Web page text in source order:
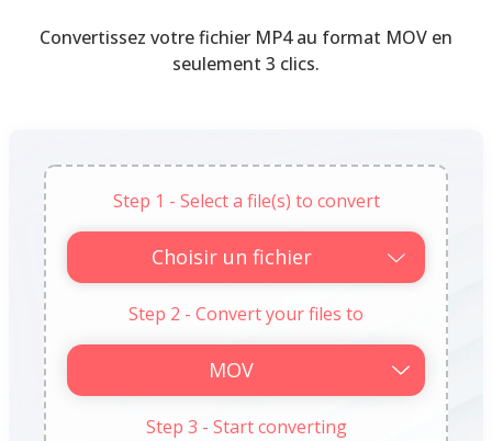
Convertissez votre fichier MP4 au format MOV en
seulement 3 clics.
Step 1 - Select a file(s) to convert
Choisir un fichier
Step 2 - Convert your files to
Step 3 - Start converting